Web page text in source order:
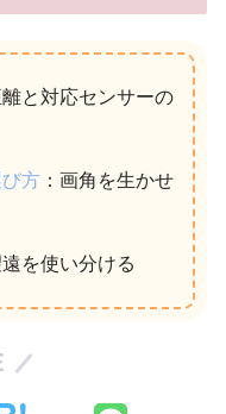
離と対応センサーの
方 ：画角を生かせ
遠を使い分ける